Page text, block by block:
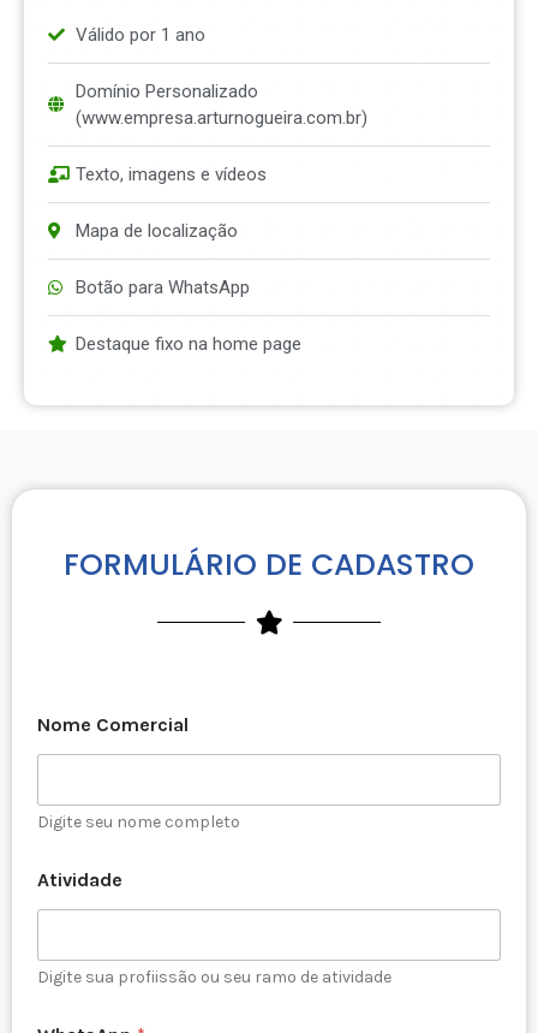
Válido por 1 ano
Domínio Personalizado
(www.empresa.arturnogueira.com.br)
Texto, imagens e vídeos
Mapa de localização
Botão para WhatsApp
Destaque fixo na home page
FORMULÁRIO DE CADASTRO
Nome Comercial
Digite seu nome completo
Atividade
Digite sua profiissão ou seu ramo de atividade